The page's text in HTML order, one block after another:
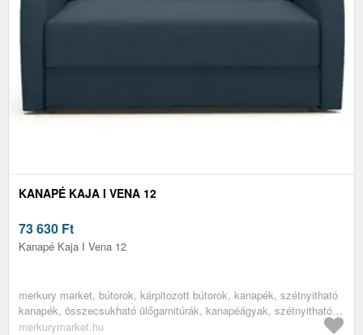
KANAPÉ KAJA I VENA 12
73 630 Ft
Kanapé Kaja I Vena 12
merkury market, bútorok, kárpitozott bútorok, kanapék, szétnyitható
kanapék, összecsukható ülőgarnitúrák, kanapéágyak, szétnyitható
kanapék alvásra, kinyitható kanapé, gyerek szófa, egyszemélyes
merkurymarket.hu